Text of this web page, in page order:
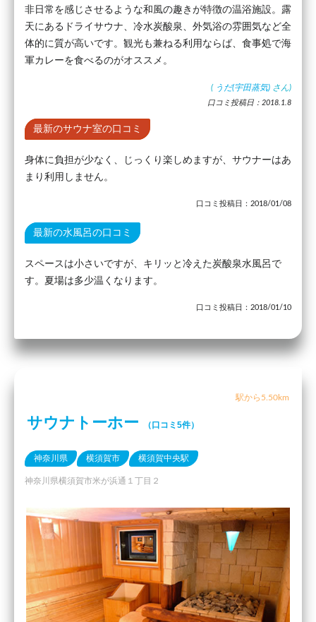
非日常を感じさせるような和風の趣きが特徴の温浴施設。露
天にあるドライサウナ、冷水炭酸泉、外気浴の雰囲気など全
体的に質が高いです。観光も兼ねる利用ならば、食事処で海
軍カレーを食べるのがオススメ。
( うだ(宇田蒸気) さん)
口コミ投稿日：2018.1.8
最新のサウナ室の口コミ
身体に負担が少なく、じっくり楽しめますが、サウナーはあ
まり利用しません。
口コミ投稿日：2018/01/08
最新の水風呂の口コミ
スペースは小さいですが、キリッと冷えた炭酸泉水風呂で
す。夏場は多少温くなります。
口コミ投稿日：2018/01/10
駅から5.50km
サウナトーホー （口コミ5件）
神奈川県 横須賀市 横須賀中央駅
神奈川県横須賀市米が浜通１丁目２